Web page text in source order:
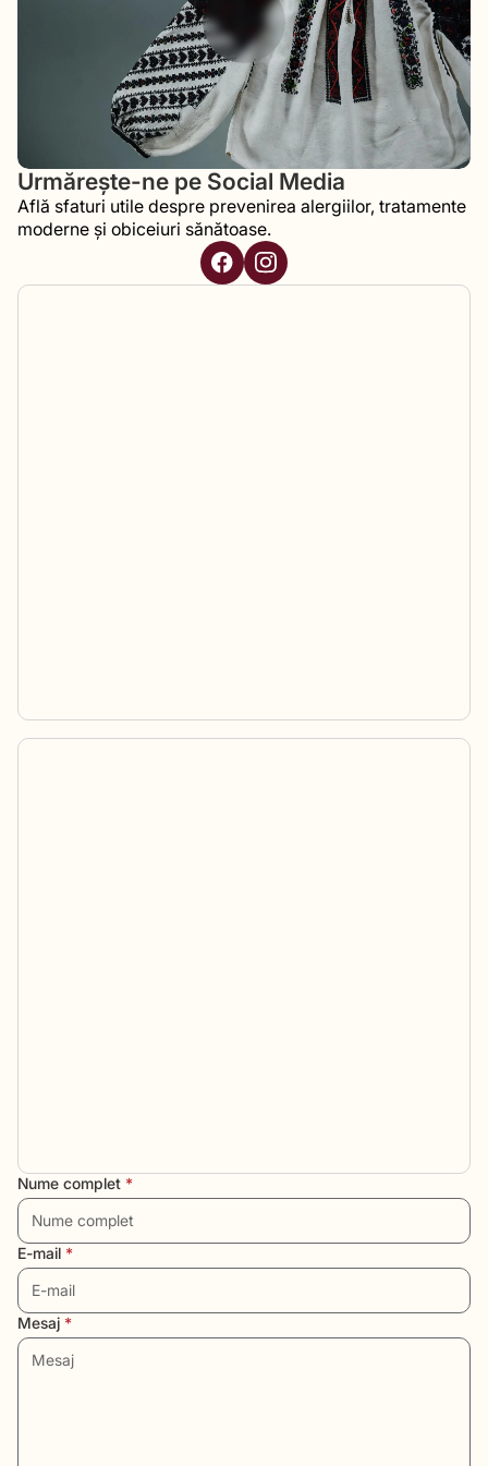
Urmărește-ne pe Social Media
Află sfaturi utile despre prevenirea alergiilor, tratamente
moderne și obiceiuri sănătoase.
Nume complet *
E-mail *
Mesaj *